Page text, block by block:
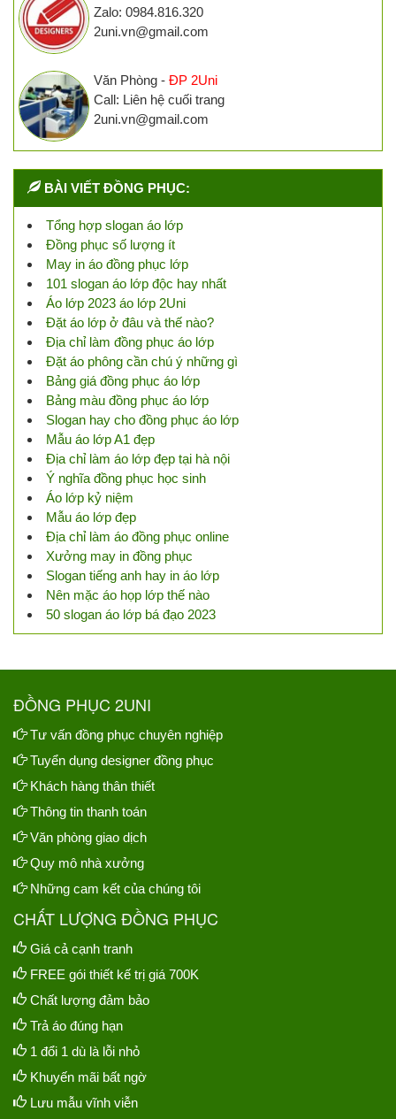
Zalo: 0984.816.320
2uni.vn@gmail.com
Văn Phòng - ĐP 2Uni
Call: Liên hệ cuối trang
2uni.vn@gmail.com
BÀI VIẾT ĐỒNG PHỤC:
Tổng hợp slogan áo lớp
Đồng phục số lượng ít
May in áo đồng phục lớp
101 slogan áo lớp độc hay nhất
Áo lớp 2023 áo lớp 2Uni
Đặt áo lớp ở đâu và thế nào?
Địa chỉ làm đồng phục áo lớp
Đặt áo phông cần chú ý những gì
Bảng giá đồng phục áo lớp
Bảng màu đồng phục áo lớp
Slogan hay cho đồng phục áo lớp
Mẫu áo lớp A1 đẹp
Địa chỉ làm áo lớp đẹp tại hà nội
Ý nghĩa đồng phục học sinh
Áo lớp kỷ niệm
Mẫu áo lớp đẹp
Địa chỉ làm áo đồng phục online
Xưởng may in đồng phục
Slogan tiếng anh hay in áo lớp
Nên mặc áo họp lớp thế nào
50 slogan áo lớp bá đạo 2023
ĐỒNG PHỤC 2UNI
Tư vấn đồng phục chuyên nghiệp
Tuyển dụng designer đồng phục
Khách hàng thân thiết
Thông tin thanh toán
Văn phòng giao dịch
Quy mô nhà xưởng
Những cam kết của chúng tôi
CHẤT LƯỢNG ĐỒNG PHỤC
Giá cả cạnh tranh
FREE gói thiết kế trị giá 700K
Chất lượng đảm bảo
Trả áo đúng hạn
1 đổi 1 dù là lỗi nhỏ
Khuyến mãi bất ngờ
Lưu mẫu vĩnh viễn